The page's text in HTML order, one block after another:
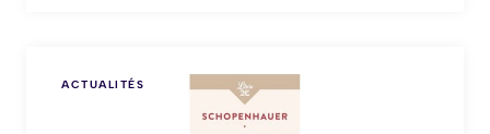
ACTUALITÉS